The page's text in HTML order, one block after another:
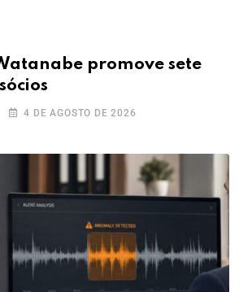
promove sete
4 DE AGOSTO DE 2026